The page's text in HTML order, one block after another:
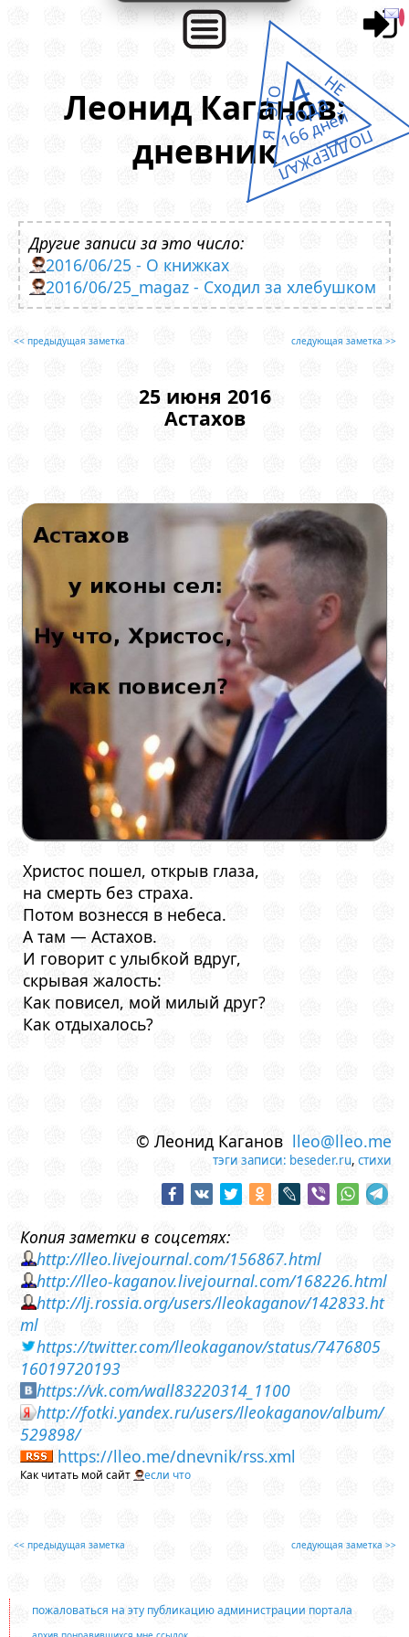
Леонид Каганов:
дневник
Другие записи за это число:
2016/06/25 - О книжках
2016/06/25_magaz - Сходил за хлебушком
<< предыдущая заметка следующая заметка >>
25 июня 2016
Астахов
Христос пошел, открыв глаза,
на смерть без страха.
Потом вознесся в небеса.
А там — Астахов.
И говорит с улыбкой вдруг,
скрывая жалость:
Как повисел, мой милый друг?
Как отдыхалось?
© Леонид Каганов lleo@lleo.me
тэги записи: beseder.ru,стихи
Копия заметки в соцсетях:
http://lleo.livejournal.com/156867.html
http://lleo-kaganov.livejournal.com/168226.html
http://lj.rossia.org/users/lleokaganov/142833.ht
ml
https://twitter.com/lleokaganov/status/7476805
16019720193
https://vk.com/wall83220314_1100
http://fotki.yandex.ru/users/lleokaganov/album/
529898/
https://lleo.me/dnevnik/rss.xml
Как читать мой сайт если что
<< предыдущая заметка следующая заметка >>
пожаловаться на эту публикацию администрации портала
Я ЭТО НЕ
ПОДДЕРЖАЛ
4
года
166 дней